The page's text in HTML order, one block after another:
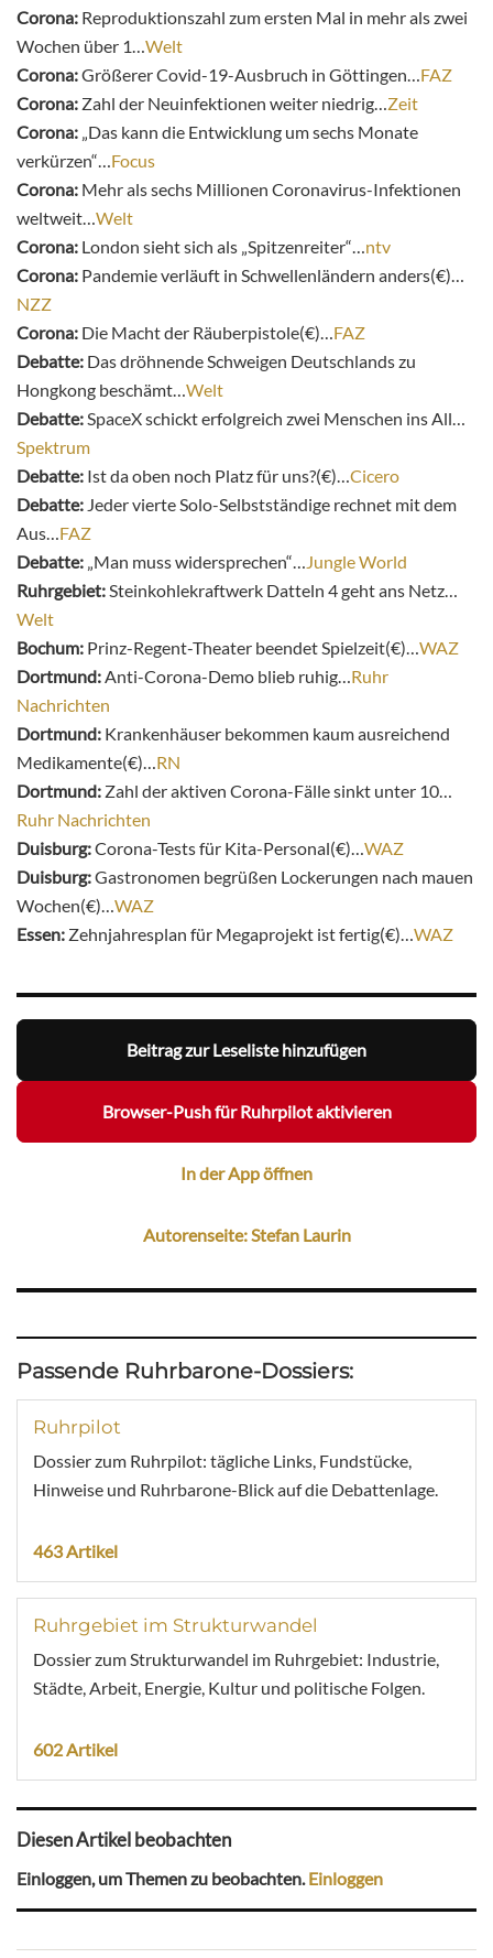
Corona: Reproduktionszahl zum ersten Mal in mehr als zwei
Wochen über 1…Welt
Corona:Größerer Covid-19-Ausbruch in Göttingen…FAZ
Corona: Zahl der Neuinfektionen weiter niedrig…Zeit
Corona: „Das kann die Entwicklung um sechs Monate
verkürzen“…Focus
Corona: Mehr als sechs Millionen Coronavirus-Infektionen
weltweit…Welt
Corona: London sieht sich als „Spitzenreiter“…ntv
Corona: Pandemie verläuft in Schwellenländern anders(€)…
NZZ
Corona: Die Macht der Räuberpistole(€)…FAZ
Debatte: Das dröhnende Schweigen Deutschlands zu
Hongkong beschämt…Welt
Debatte:SpaceX schickt erfolgreich zwei Menschen ins All…
Spektrum
Debatte: Ist da oben noch Platz für uns?(€)…Cicero
Debatte: Jeder vierte Solo-Selbstständige rechnet mit dem
Aus…FAZ
Debatte: „Man muss widersprechen“…Jungle World
Ruhrgebiet:Steinkohlekraftwerk Datteln 4 geht ans Netz…
Welt
Bochum: Prinz-Regent-Theater beendet Spielzeit(€)…WAZ
Dortmund:Anti-Corona-Demo blieb ruhig…Ruhr
Nachrichten
Dortmund: Krankenhäuser bekommen kaum ausreichend
Medikamente(€)…RN
Dortmund: Zahl der aktiven Corona-Fälle sinkt unter 10…
Ruhr Nachrichten
Duisburg:Corona-Tests für Kita-Personal(€)…WAZ
Duisburg:Gastronomen begrüßen Lockerungen nach mauen
Wochen(€)…WAZ
Essen: Zehnjahresplan für Megaprojekt ist fertig(€)…WAZ
Beitrag zur Leseliste hinzufügen
Browser-Push für Ruhrpilot aktivieren
In der App öffnen
Autorenseite: Stefan Laurin
Passende Ruhrbarone-Dossiers:
Ruhrpilot
Dossier zum Ruhrpilot: tägliche Links, Fundstücke,
Hinweise und Ruhrbarone-Blick auf die Debattenlage.
463 Artikel
Ruhrgebiet im Strukturwandel
Dossier zum Strukturwandel im Ruhrgebiet: Industrie,
Städte, Arbeit, Energie, Kultur und politische Folgen.
602 Artikel
Diesen Artikel beobachten
Einloggen, um Themen zu beobachten.Einloggen